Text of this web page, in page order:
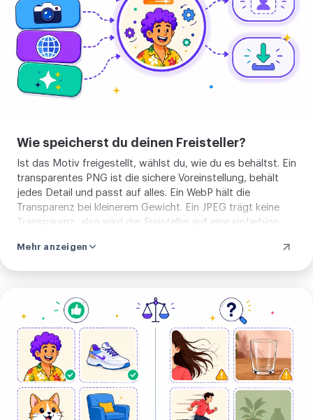
Wie speicherst du deinen Freisteller?
Ist das Motiv freigestellt, wählst du, wie du es behältst. Ein
transparentes PNG ist die sichere Voreinstellung, behält
jedes Detail und passt auf alles. Ein WebP hält die
Transparenz bei kleinerem Gewicht. Ein JPEG trägt keine
Transparenz, also wird der Freisteller auf eine einfarbige
Form des Motivs ist in jedem Fall gleich. Nur die Datei, die
Mehr anzeigen
hochladen